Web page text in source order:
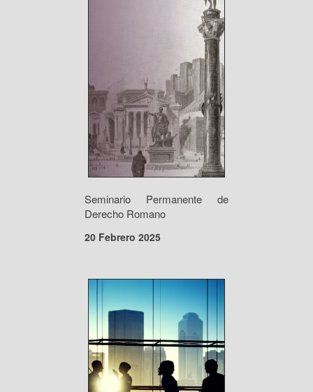
Seminario Permanente de
Derecho Romano
20 Febrero 2025